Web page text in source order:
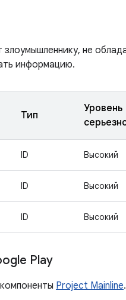
злоумышленнику, не
информацию.
Тип
Уровень
ID Высокий
ID Высокий
ID Высокий
Play
Project Mainline.